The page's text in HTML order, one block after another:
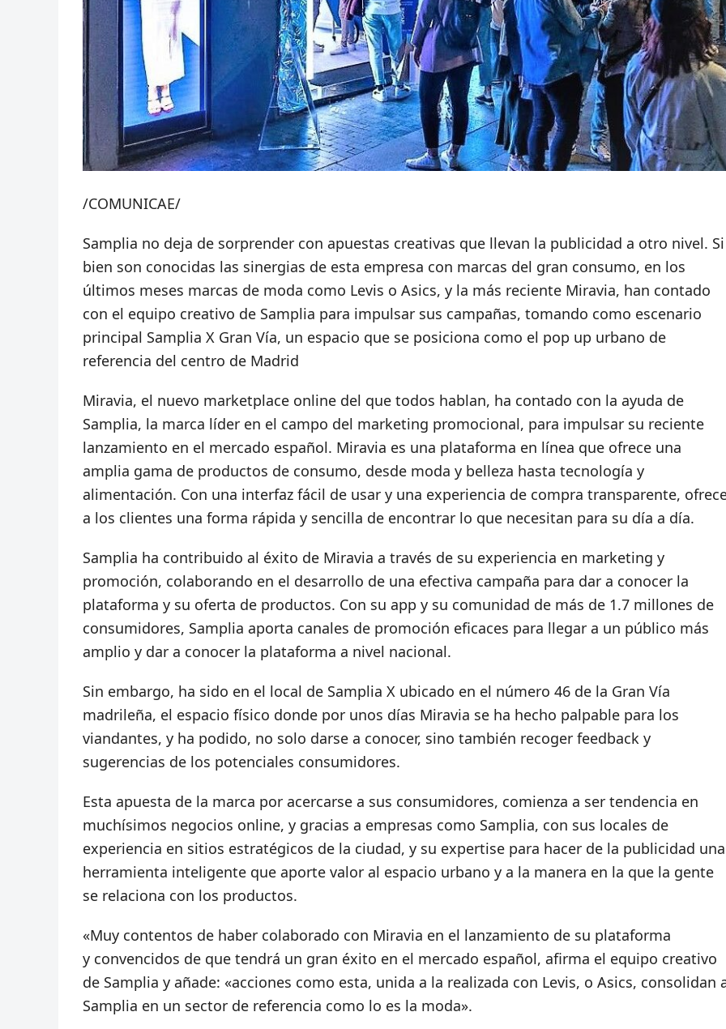
/COMUNICAE/
Samplia no deja de sorprender con apuestas creativas que llevan la publicidad a otro nivel. Si
bien son conocidas las sinergias de esta empresa con marcas del gran consumo, en los
últimos meses marcas de moda como Levis o Asics, y la más reciente Miravia, han contado
con el equipo creativo de Samplia para impulsar sus campañas, tomando como escenario
principal Samplia X Gran Vía, un espacio que se posiciona como el pop up urbano de
referencia del centro de Madrid
Miravia, el nuevo marketplace online del que todos hablan, ha contado con la ayuda de
Samplia, la marca líder en el campo del marketing promocional, para impulsar su reciente
lanzamiento en el mercado español. Miravia es una plataforma en línea que ofrece una
amplia gama de productos de consumo, desde moda y belleza hasta tecnología y
alimentación. Con una interfaz fácil de usar y una experiencia de compra transparente,
a los clientes una forma rápida y sencilla de encontrar lo que necesitan para su día a día.
Samplia ha contribuido al éxito de Miravia a través de su experiencia en marketing y
promoción, colaborando en el desarrollo de una efectiva campaña para dar a conocer la
plataforma y su oferta de productos. Con su app y su comunidad de más de 1.7 millones de
consumidores, Samplia aporta canales de promoción eficaces para llegar a un público más
amplio y dar a conocer la plataforma a nivel nacional.
Sin embargo, ha sido en el local de Samplia X ubicado en el número 46 de la Gran Vía
madrileña, el espacio físico donde por unos días Miravia se ha hecho palpable para los
viandantes, y ha podido, no solo darse a conocer, sino también recoger feedback y
sugerencias de los potenciales consumidores.
Esta apuesta de la marca por acercarse a sus consumidores, comienza a ser tendencia en
muchísimos negocios online, y gracias a empresas como Samplia, con sus locales de
experiencia en sitios estratégicos de la ciudad, y su expertise para hacer de la publicidad una
herramienta inteligente que aporte valor al espacio urbano y a la manera en la que la gente
se relaciona con los productos.
«Muy contentos de haber colaborado con Miravia en el lanzamiento de su plataforma
y convencidos de que tendrá un gran éxito en el mercado español, afirma el equipo creativo
de Samplia y añade: «acciones como esta, unida a la realizada con Levis, o Asics, consolidan
Samplia en un sector de referencia como lo es la moda».